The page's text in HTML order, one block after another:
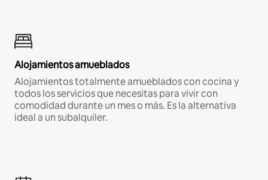
Alojamientos amueblados
Alojamientos totalmente amueblados con cocina y
todos los servicios que necesitas para vivir con
comodidad durante un mes o más. Es la alternativa
ideal a un subalquiler.